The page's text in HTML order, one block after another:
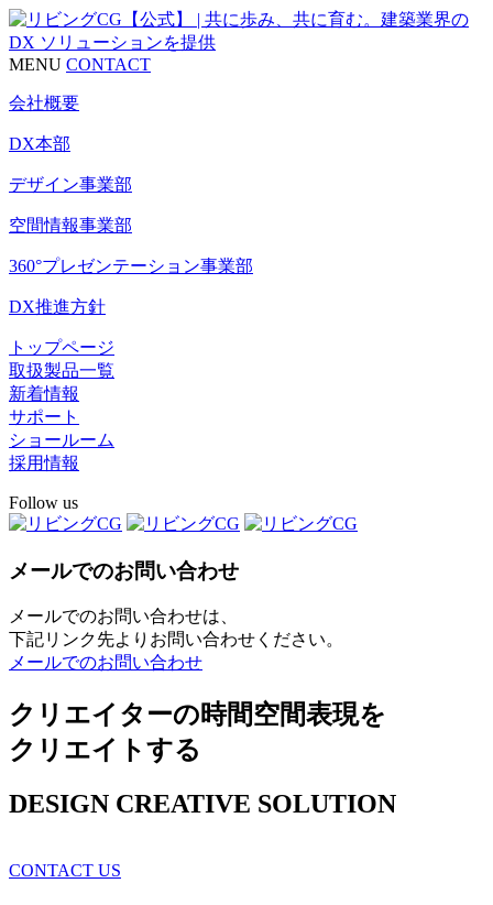
MENU CONTACT
会社概要
DX本部
デザイン事業部
空間情報事業部
360°プレゼンテーション事業部
DX推進方針
トップページ
取扱製品一覧
新着情報
サポート
ショールーム
採用情報
Follow us
メールでのお問い合わせ
メールでのお問い合わせは、
下記リンク先よりお問い合わせください。
メールでのお問い合わせ
クリエイターの時間空間表現を
クリエイトする
DESIGN CREATIVE SOLUTION
CONTACT US